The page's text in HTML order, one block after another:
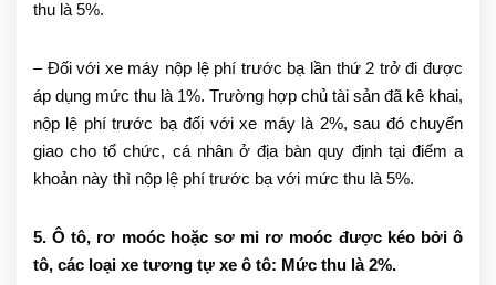
thu là 5%.
– Đối với xe máy nộp lệ phí trước bạ lần thứ 2 trở đi được
áp dụng mức thu là 1%. Trường hợp chủ tài sản đã kê khai,
nộp lệ phí trước bạ đối với xe máy là 2%, sau đó chuyển
giao cho tổ chức, cá nhân ở địa bàn quy định tại điểm a
khoản này thì nộp lệ phí trước bạ với mức thu là 5%.
5. Ô tô, rơ moóc hoặc sơ mi rơ moóc được kéo bởi ô
tô, các loại xe tương tự xe ô tô: Mức thu là 2%.